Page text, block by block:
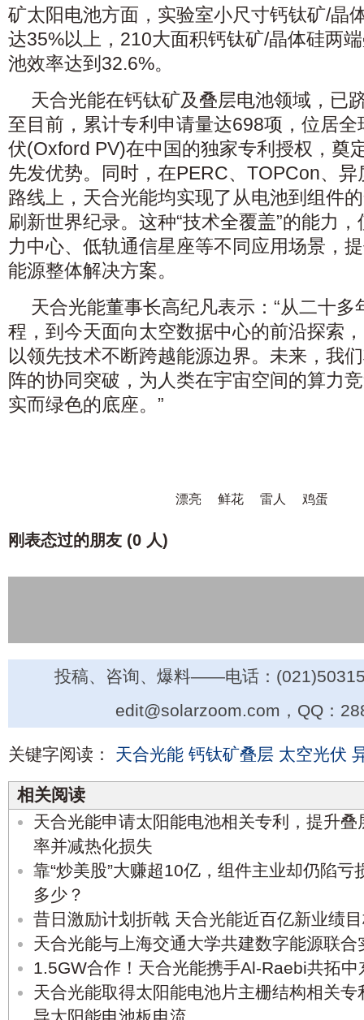
矿太阳电池方面，实验室小尺寸钙钛矿/晶
达35%以上，210大面积钙钛矿/晶体硅两
池效率达到32.6%。
天合光能在钙钛矿及叠层电池领域，已
至目前，累计专利申请量达698项，位居
伏(Oxford PV)在中国的独家专利授权，奠
先发优势。同时，在PERC、TOPCon、
路线上，天合光能均实现了从电池到组件
刷新世界纪录。这种“技术全覆盖”的能力
力中心、低轨通信星座等不同应用场景，
能源整体解决方案。
天合光能董事长高纪凡表示：“从二十
程，到今天面向太空数据中心的前沿探索
以领先技术不断跨越能源边界。未来，我
阵的协同突破，为人类在宇宙空间的算力
实而绿色的底座。”
漂亮 鲜花 雷人 鸡蛋
刚表态过的朋友 (0 人)
投稿、咨询、爆料——电话：
edit@solarzoom.com，QQ：
关键字阅读： 天合光能 钙钛矿叠层 太空光伏
相关阅读
天合光能申请太阳能电池相关专利，提升
率并减热化损失
靠“炒美股”大赚超10亿，组件主业却仍陷
多少？
昔日激励计划折戟 天合光能近百亿新业绩
天合光能与上海交通大学共建数字能源联合
1.5GW合作！天合光能携手Al-Raebi共拓中
天合光能取得太阳能电池片主栅结构相关